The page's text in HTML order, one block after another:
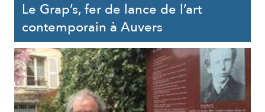
Le Grap’s, fer de lance de l’art
contemporain à Auvers